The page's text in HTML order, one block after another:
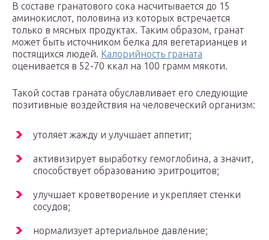
В составе гранатового сока насчитывается до 15
аминокислот, половина из которых встречается
только в мясных продуктах. Таким образом, гранат
может быть источником белка для вегетарианцев и
постящихся людей. Калорийность граната
оценивается в 52-70 ккал на 100 грамм мякоти.
Такой состав граната обуславливает его следующие
позитивные воздействия на человеческий организм:
утоляет жажду и улучшает аппетит;
активизирует выработку гемоглобина, а значит,
способствует образованию эритроцитов;
улучшает кроветворение и укрепляет стенки
сосудов;
нормализует артериальное давление;